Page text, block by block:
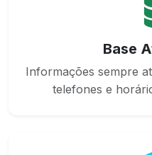
Base
Informações sempre
telefones e